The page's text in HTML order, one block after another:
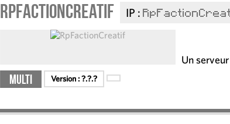
RpFactionCreatif IP :
Multi Version :?.?.?
Un